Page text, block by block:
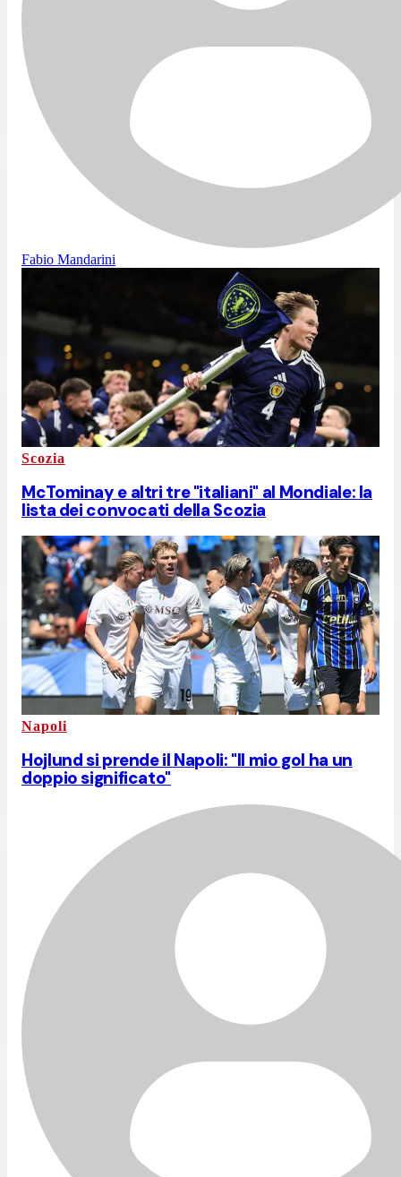
Fabio Mandarini
Scozia
McTominay e altri tre "italiani" al Mondiale: la
lista dei convocati della Scozia
Napoli
Hojlund si prende il Napoli: "Il mio gol ha un
doppio significato"